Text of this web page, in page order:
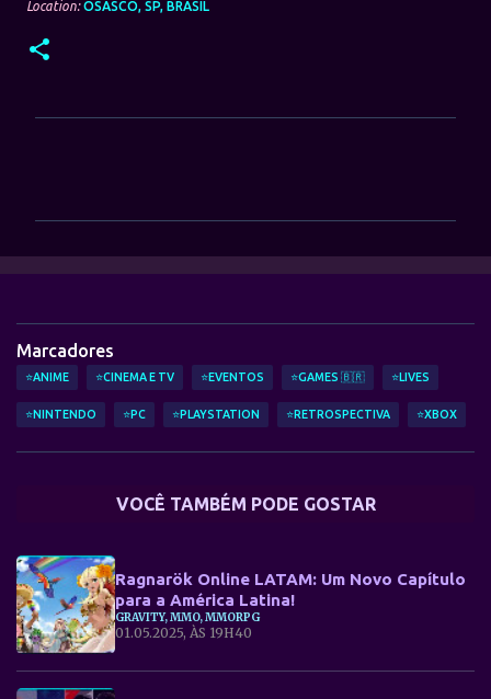
Location:OSASCO, SP, BRASIL
n
r
i
o
s
Marcadores
⭐ANIME ⭐CINEMA E TV ⭐EVENTOS ⭐GAMES 🇧🇷 ⭐LIVES
⭐NINTENDO ⭐PC ⭐PLAYSTATION ⭐RETROSPECTIVA ⭐XBOX
VOCÊ TAMBÉM PODE GOSTAR
Ragnarök Online LATAM: Um Novo Capítulo
para a América Latina!
GRAVITY, MMO, MMORPG
01.05.2025, ÀS 19H40